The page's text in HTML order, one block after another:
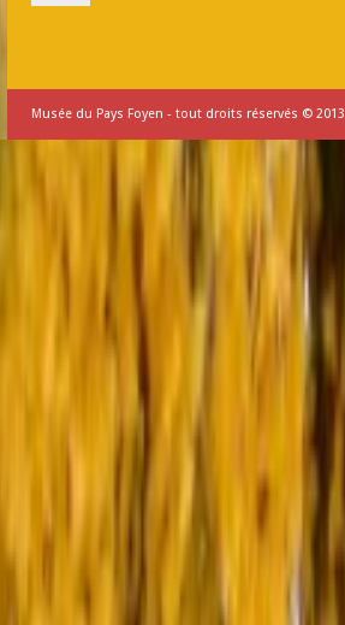
Musée du Pays Foyen - tout droits réservés © 2013